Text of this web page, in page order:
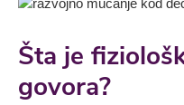
Šta je
govora?